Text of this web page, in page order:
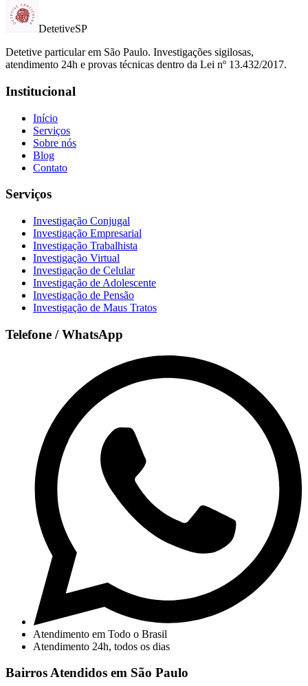
DetetiveSP
Detetive particular em São Paulo. Investigações sigilosas,
atendimento 24h e provas técnicas dentro da Lei nº 13.432/2017.
Institucional
Início
Serviços
Sobre nós
Blog
Contato
Serviços
Investigação Conjugal
Investigação Empresarial
Investigação Trabalhista
Investigação Virtual
Investigação de Celular
Investigação de Adolescente
Investigação de Pensão
Investigação de Maus Tratos
Telefone / WhatsApp
Atendimento em Todo o Brasil
Atendimento 24h, todos os dias
Bairros Atendidos em São Paulo